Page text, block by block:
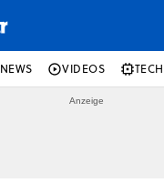
NEWS VIDEOS TECH